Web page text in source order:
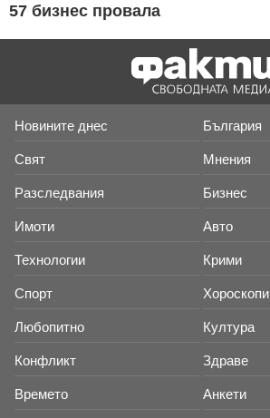
57 бизнес провала
Новините днес България
Свят Мнения
Разследвания Бизнес
Имоти Авто
Технологии Крими
Спорт Хороскопи
Любопитно Култура
Конфликт Здраве
Времето Анкети